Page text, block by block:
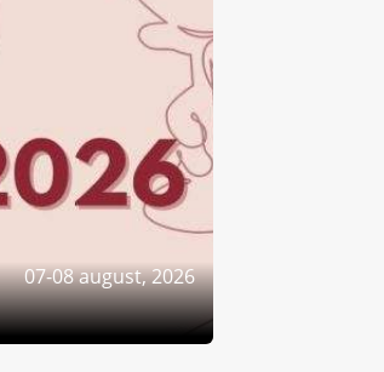
07-08 august, 2026